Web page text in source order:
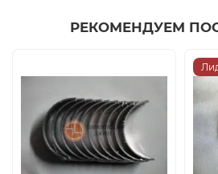
РЕКОМЕНДУЕМ